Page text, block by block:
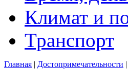
Климат и
Транспорт
Главная | Достопримечательности |